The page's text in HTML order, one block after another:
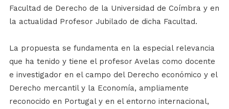
Facultad de Derecho de la Universidad de Coímbra y en
la actualidad Profesor Jubilado de dicha Facultad.
La propuesta se fundamenta en la especial relevancia
que ha tenido y tiene el profesor Avelas como docente
e investigador en el campo del Derecho económico y el
Derecho mercantil y la Economía, ampliamente
reconocido en Portugal y en el entorno internacional,